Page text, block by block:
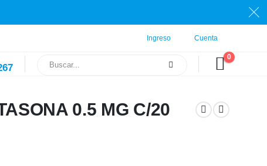
Ingreso Cuenta
0
0.5 MG C/20